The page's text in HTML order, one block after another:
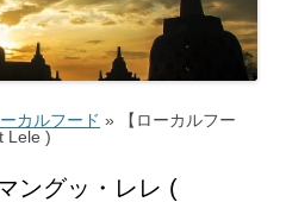
カルフード » 【ローカルフー
Lele )
ングッ・レレ (